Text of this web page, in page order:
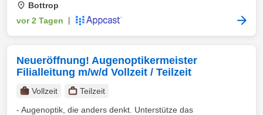
Bottrop
vor 2 Tagen
Neueröffnung! Augenoptikermeister
Filialleitung m/w/d Vollzeit / Teilzeit
Vollzeit
Teilzeit
- Augenoptik, die anders denkt. Unterstütze das